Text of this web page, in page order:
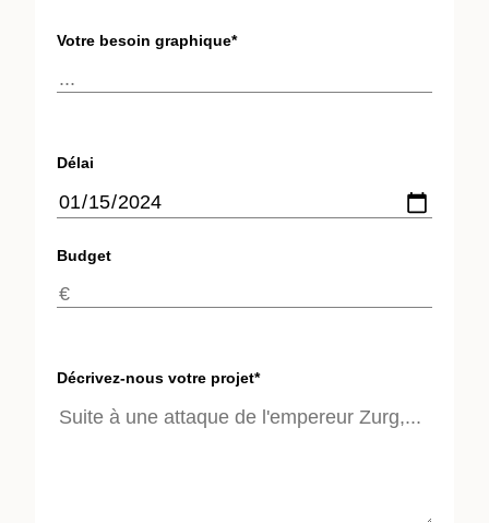
Votre besoin graphique*
Délai
Budget
Décrivez-nous votre projet*